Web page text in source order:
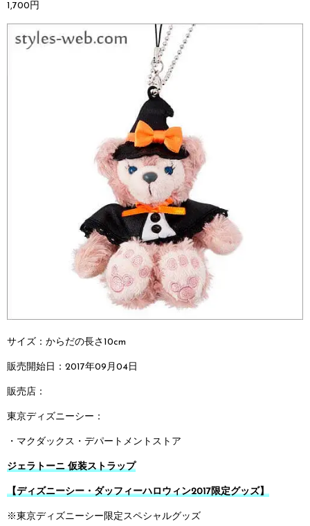
1,700円
サイズ：からだの長さ10cm
販売開始日：2017年09月04日
販売店：
東京ディズニーシー：
・マクダックス・デパートメントストア
ジェラトーニ 仮装ストラップ
【ディズニーシー・ダッフィーハロウィン2017限定グッズ】
※東京ディズニーシー限定スペシャルグッズ